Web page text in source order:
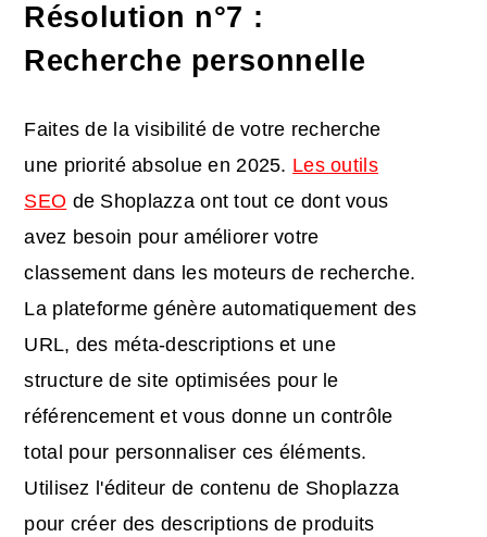
Résolution n°7 :
Recherche personnelle
Faites de la visibilité de votre recherche
une priorité absolue en 2025. Les outils
SEO de Shoplazza ont tout ce dont vous
avez besoin pour améliorer votre
classement dans les moteurs de recherche.
La plateforme génère automatiquement des
URL, des méta-descriptions et une
structure de site optimisées pour le
référencement et vous donne un contrôle
total pour personnaliser ces éléments.
Utilisez l'éditeur de contenu de Shoplazza
pour créer des descriptions de produits